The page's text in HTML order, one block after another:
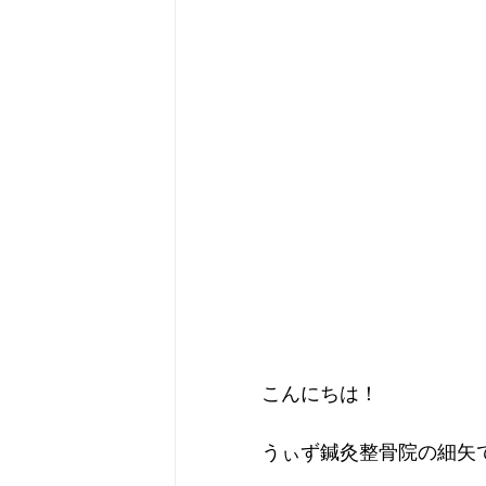
こんにちは！
うぃず鍼灸整骨院の細矢